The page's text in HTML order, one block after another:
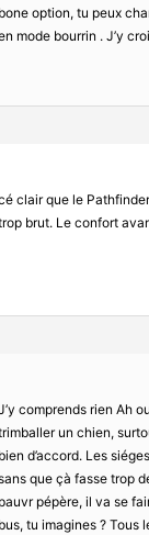
bone option, tu peux
mode bourrin . J’y
clair que le
brut. Le confort
comprends rien Ah
un chien,
bien d’accord. Les
que çà fasse trop
pauvr pépère, il va se
bus, tu imagines ? Tous